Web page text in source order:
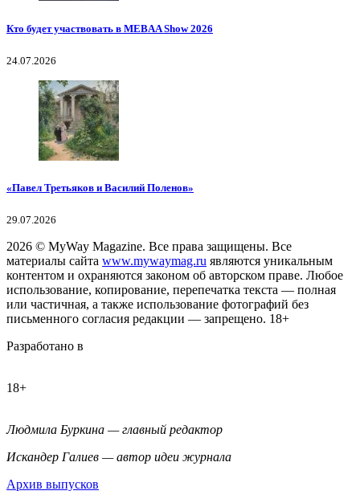
Кто будет участвовать в MEBAA Show 2026
24.07.2026
«Павел Третьяков и Василий Поленов»
29.07.2026
2026 © MyWay Magazine. Все права защищены. Все
материалы сайта www.mywaymag.ru являются уникальным
контентом и охраняются законом об авторском праве. Любое
использование, копирование, перепечатка текста — полная
или частичная, а также использование фотографий без
письменного согласия редакции — запрещено. 18+
Разработано в
18+
Людмила Буркина — главный редактор
Искандер Галиев — автор идеи журнала
Архив выпусков